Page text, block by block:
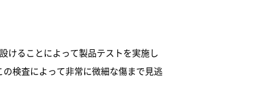
けることによって製品テストを実施し
検査によって非常に微細な傷まで見逃